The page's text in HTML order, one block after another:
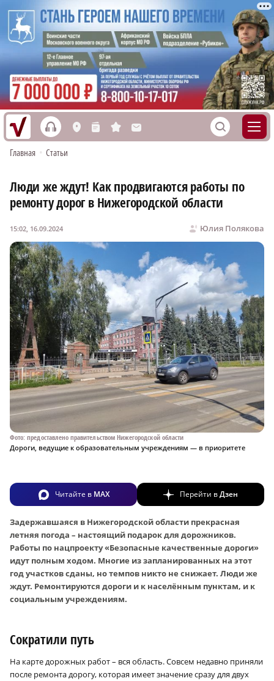
h L n s M S
Главная • Статьи
Люди же ждут! Как продвигаются работы по
ремонту дорог в Нижегородской области
Юлия Полякова
15:02, 16.09.2024
Фото: предоставлено правительством Нижегородской области
Дороги, ведущие к образовательным учреждениям — в приоритете
Читайте в MAX Перейти вДзен
Задержавшаяся в Нижегородской области прекрасная
летняя погода – настоящий подарок для дорожников.
Работы по нацпроекту «Безопасные качественные дороги»
идут полным ходом. Многие из запланированных на этот
год участков сданы, но темпов никто не снижает. Люди же
ждут. Ремонтируются дороги и к населённым пунктам, и к
социальным учреждениям.
Сократили путь
На карте дорожных работ – вся область. Совсем недавно приняли
после ремонта дорогу, которая имеет значение сразу для двух